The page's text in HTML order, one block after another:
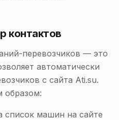
контактов
перевозчиков — это
автоматически
с сайта Ati.su.
образом:
список машин на сайте